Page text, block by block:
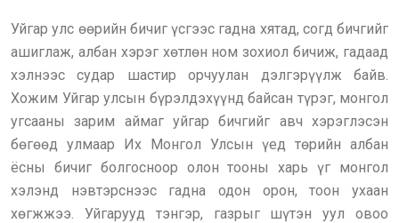
Уйгар улс өөрийн бичиг үсгээс гадна хятад, согд бичгийг
ашиглаж, албан хэрэг хөтлөн ном зохиол бичиж, гадаад
хэлнээс судар шастир орчуулан дэлгэрүүлж байв.
Хожим Уйгар улсын бүрэлдэхүүнд байсан түрэг, монгол
угсааны зарим аймаг уйгар бичгийг авч хэрэглэсэн
бөгөөд улмаар Их Монгол Улсын үед төрийн албан
ёсны бичиг болгосноор олон тооны харь үг монгол
хэлэнд нэвтэрснээс гадна одон орон, тоон ухаан
хөгжжээ. Уйгарууд тэнгэр, газрыг шүтэн уул овоо